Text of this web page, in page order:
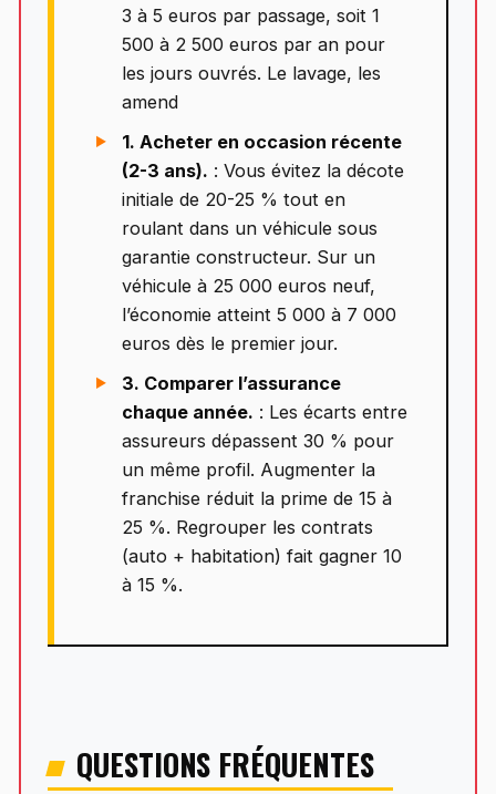
3 à 5 euros par passage, soit 1
500 à 2 500 euros par an pour
les jours ouvrés. Le lavage, les
amend
1. Acheter en occasion récente
(2-3 ans). : Vous évitez la décote
initiale de 20-25 % tout en
roulant dans un véhicule sous
garantie constructeur. Sur un
véhicule à 25 000 euros neuf,
l’économie atteint 5 000 à 7 000
euros dès le premier jour.
3. Comparer l’assurance
chaque année. : Les écarts entre
assureurs dépassent 30 % pour
un même profil. Augmenter la
franchise réduit la prime de 15 à
25 %. Regrouper les contrats
(auto + habitation) fait gagner 10
à 15 %.
QUESTIONS FRÉQUENTES